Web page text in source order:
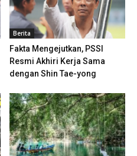
Berita
Fakta Mengejutkan, PSSI
Resmi Akhiri Kerja Sama
dengan Shin Tae-yong